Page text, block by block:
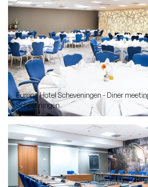
Europa Hotel Scheveningen - Diner
Scheveningen